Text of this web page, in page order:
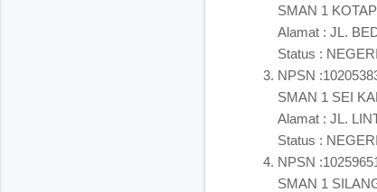
SMAN 1
Alamat : JL.
Status : NEGERI
NPSN
SMAN 1 SEI
Alamat : JL.
Status : NEGERI
NPSN
SMAN 1